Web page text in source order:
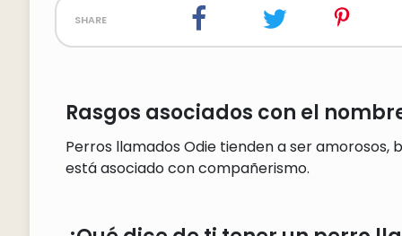
share
Rasgos asociados con el
Perros llamados Odie tienden a ser amorosos,
está asociado con compañerismo.